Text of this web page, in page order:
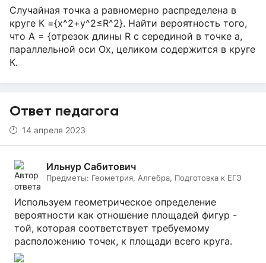
Случайная точка а равномерно распределена в
круге К ={х^2+у^2≤R^2}. Найти вероятность того,
что А = {отрезок длины R с серединой в точке а,
параллельной оси Ох, целиком содержится в круге
К.
Ответ педагога
14 апреля 2023
Ильнур Сабитович
Предметы: Геометрия, Алгебра, Подготовка к ЕГЭ
Используем геометрическое определение
вероятности как отношение площадей фигур -
той, которая соответствует требуемому
расположению точек, к площади всего круга.